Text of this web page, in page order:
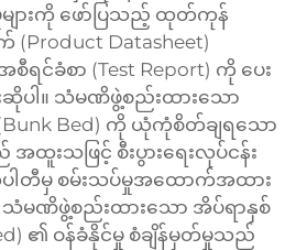
များကို ဖော်ပြသည့် ထုတ်ကုန်
Datasheet)
င်ခံစာ (Test Report) ကို ပေး
ပါ။ သံမဏိဖွဲ့စည်းထားသော
Bed) ကို ယုံကုံစိတ်ချရသော
းသဖြင့် စီးပွားရေးလုပ်ငန်း
တီမှ စမ်းသပ်မှုအထောက်အထား
သံမဏိဖွဲ့စည်းထားသော အိပ်ရာနှစ်
၏ ဝန်ခံနိုင်မှု စံချိန်မှတ်မှုသည်